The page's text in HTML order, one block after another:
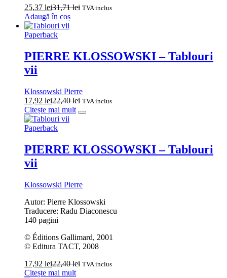
25,37 lei31,71lei TVA inclus
Adaugă în coș
Paperback
PIERRE KLOSSOWSKI – Tablouri
vii
Klossowski Pierre
17,92 lei22,40lei TVA inclus
Citește mai mult
Paperback
PIERRE KLOSSOWSKI – Tablouri
vii
Klossowski Pierre
Autor: Pierre Klossowski
Traducere: Radu Diaconescu
140 pagini
© Éditions Gallimard, 2001
© Editura TACT, 2008
17,92 lei22,40lei TVA inclus
Citește mai mult